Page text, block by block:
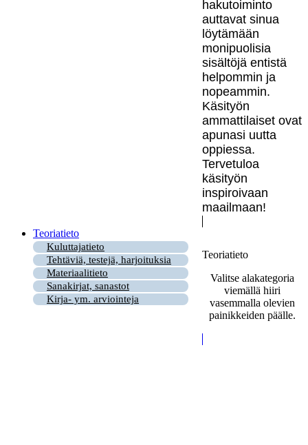
hakutoiminto
auttavat sinua
löytämään
monipuolisia
sisältöjä entistä
helpommin ja
nopeammin.
Käsityön
ammattilaiset ovat
apunasi uutta
oppiessa.
Tervetuloa
käsityön
inspiroivaan
maailmaan!
Teoriatieto
Kuluttajatieto
Tehtäviä, testejä, harjoituksia
Materiaalitieto
Sanakirjat, sanastot
Kirja- ym. arviointeja
Teoriatieto
Valitse alakategoria
viemällä hiiri
vasemmalla olevien
painikkeiden päälle.